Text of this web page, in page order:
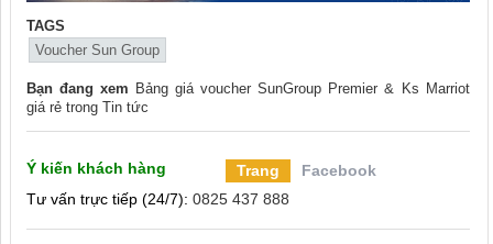
TAGS
Voucher Sun Group
Bạn đang xem Bảng giá voucher SunGroup Premier & Ks Marriot
giá rẻ trong Tin tức
Ý kiến khách hàng Trang
Facebook
Tư vấn trực tiếp (24/7): 0825 437 888